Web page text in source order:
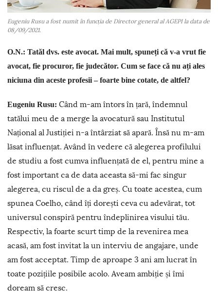
Eugeniu Rusu a fost numit în funcția de Director general al AGEPI la data de
08/09/2021.
O.N.: Tatăl dvs. este avocat. Mai mult, spuneți că v-a vrut fie
avocat, fie procuror, fie judecător. Cum se face că nu ați ales
niciuna din aceste profesii – foarte bine cotate, de altfel?
Eugeniu Rusu: Când m-am întors în țară, îndemnul
tatălui meu de a merge la avocatură sau Institutul
Național al Justiției n-a întârziat să apară. Însă nu m-am
lăsat influențat. Având în vedere că alegerea profilului
de studiu a fost cumva influențată de el, pentru mine a
fost important ca de data aceasta să-mi fac singur
alegerea, cu riscul de a da greș. Cu toate acestea, cum
spunea Coelho, când îți dorești ceva cu adevărat, tot
universul conspiră pentru îndeplinirea visului tău.
Respectiv, la foarte scurt timp de la revenirea mea
acasă, am fost invitat la un interviu de angajare, unde
am fost acceptat. Timp de aproape 3 ani am lucrat în
toate pozițiile posibile acolo. Aveam ambiție și îmi
doream să cresc.